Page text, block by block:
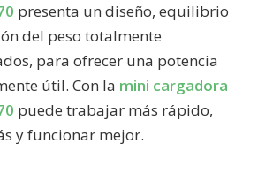
presenta un diseño, equilibrio
del peso totalmente
para ofrecer una potencia
útil. Con la mini cargadora
puede trabajar más rápido,
y funcionar mejor.